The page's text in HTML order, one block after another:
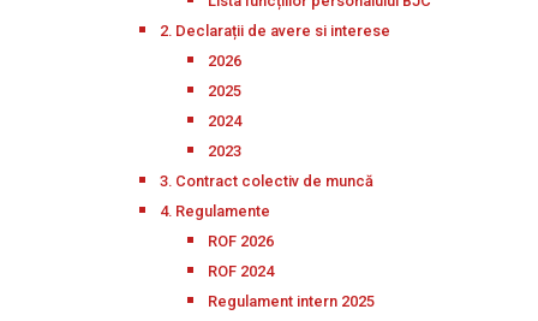
2. Declarații de avere si interese
2026
2025
2024
2023
3. Contract colectiv de muncă
4. Regulamente
ROF 2026
ROF 2024
Regulament intern 2025